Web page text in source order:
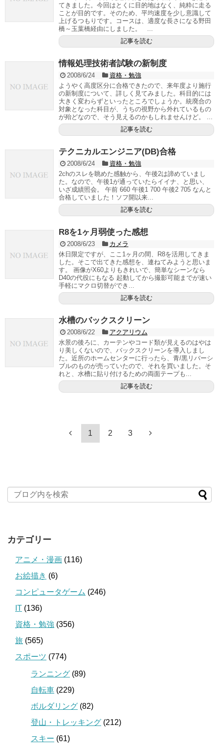
てきました。今回はとくに目的地はなく、純粋に走る
ことが目的です。そのため、平均速度を少し意識して
上げるつもりです。コースは、適度な長さになる野田
橋～玉葉橋経由にしました。 ...
記事を読む
情報処理技術者試験の新制度
2008/6/24
資格・勉強
ようやく高度区分に合格できたので、来年度より施行
の新制度について、詳しく見てみました。科目的には
大きく変わらずといったところでしょうか。統廃合の
対象となった科目が、うちの視野から外れているもの
が殆どなので、そう見えるのかもしれませんけど。 ...
記事を読む
テクニカルエンジニア(DB)合格
2008/6/24
資格・勉強
2chのスレを眺めた感触から、午後2は諦めていまし
た。なので、午後1が通っていたらイイナ、と思い、
いざ成績照会。 午前 660 午後1 700 午後2 705 なんと
合格していました！ソフ開以来...
記事を読む
R8を1ヶ月弱使った感想
2008/6/23
カメラ
休日限定ですが、ここ1ヶ月の間、R8を活用してきま
した。そこで出てきた感想を、連ねてみようと思いま
す。 画像がX60よりもきれいで、簡単なシーンなら
D40の代役にもなる 起動してから撮影可能までが速い
手軽にマクロ切替ができ...
記事を読む
水槽のバックスクリーン
2008/6/22
アクアリウム
水景の後ろに、カーテンやコード類が見えるのはやは
り美しくないので、バックスクリーンを導入しまし
た。近所のホームセンターに行ったら、青/黒リバーシ
ブルのものが売っていたので、それを買いました。そ
れと、水槽に貼り付けるための両面テープも...
記事を読む
1 2 3
カテゴリー
アニメ・漫画 (116)
お絵描き (6)
コンピュータゲーム (246)
IT (136)
資格・勉強 (356)
旅 (565)
スポーツ (774)
ランニング (89)
自転車 (229)
ボルダリング (82)
登山・トレッキング (212)
スキー (61)